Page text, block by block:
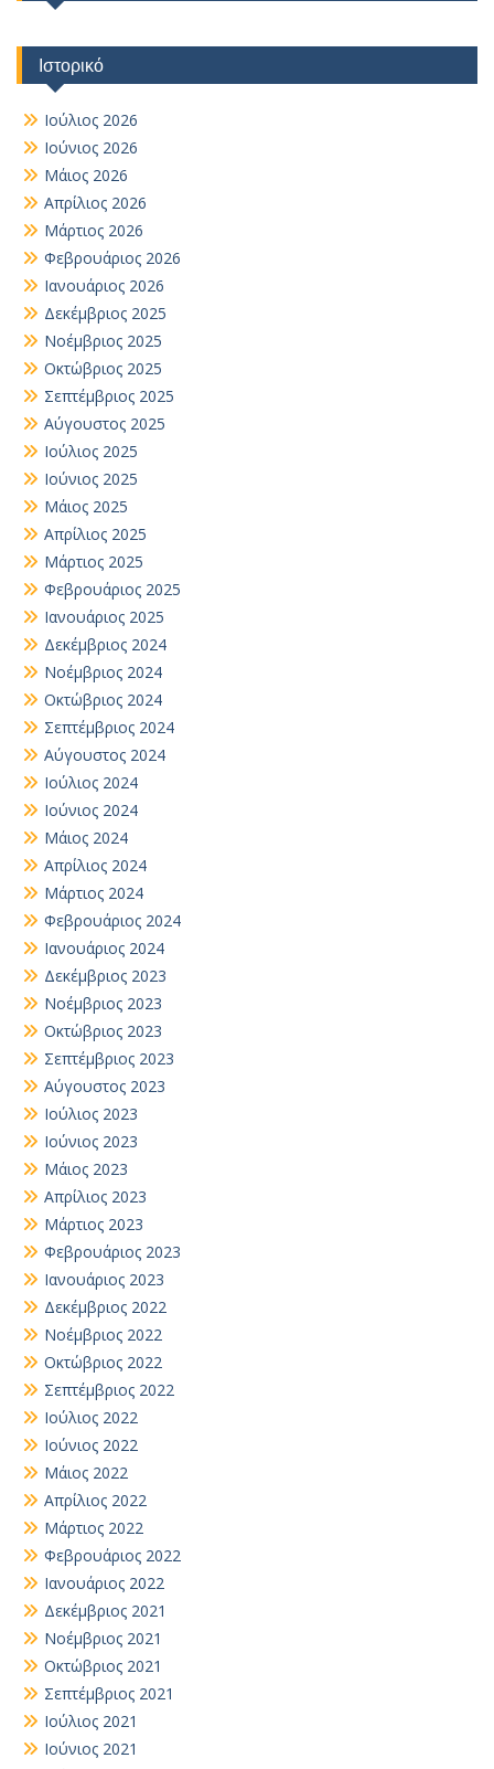
Ιστορικό
Ιούλιος 2026
Ιούνιος 2026
Μάιος 2026
Απρίλιος 2026
Μάρτιος 2026
Φεβρουάριος 2026
Ιανουάριος 2026
Δεκέμβριος 2025
Νοέμβριος 2025
Οκτώβριος 2025
Σεπτέμβριος 2025
Αύγουστος 2025
Ιούλιος 2025
Ιούνιος 2025
Μάιος 2025
Απρίλιος 2025
Μάρτιος 2025
Φεβρουάριος 2025
Ιανουάριος 2025
Δεκέμβριος 2024
Νοέμβριος 2024
Οκτώβριος 2024
Σεπτέμβριος 2024
Αύγουστος 2024
Ιούλιος 2024
Ιούνιος 2024
Μάιος 2024
Απρίλιος 2024
Μάρτιος 2024
Φεβρουάριος 2024
Ιανουάριος 2024
Δεκέμβριος 2023
Νοέμβριος 2023
Οκτώβριος 2023
Σεπτέμβριος 2023
Αύγουστος 2023
Ιούλιος 2023
Ιούνιος 2023
Μάιος 2023
Απρίλιος 2023
Μάρτιος 2023
Φεβρουάριος 2023
Ιανουάριος 2023
Δεκέμβριος 2022
Νοέμβριος 2022
Οκτώβριος 2022
Σεπτέμβριος 2022
Ιούλιος 2022
Ιούνιος 2022
Μάιος 2022
Απρίλιος 2022
Μάρτιος 2022
Φεβρουάριος 2022
Ιανουάριος 2022
Δεκέμβριος 2021
Νοέμβριος 2021
Οκτώβριος 2021
Σεπτέμβριος 2021
Ιούλιος 2021
Ιούνιος 2021